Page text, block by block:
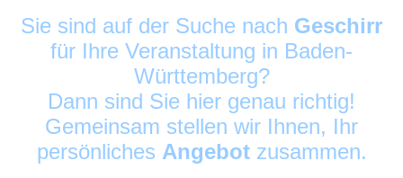
Sie sind auf der Suche nach Geschirr
für Ihre Veranstaltung in Baden-
Württemberg?
Dann sind Sie hier genau richtig!
Gemeinsam stellen wir Ihnen, Ihr
persönliches Angebot zusammen.